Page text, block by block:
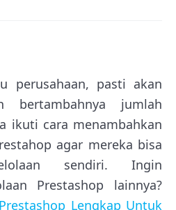
perusahaan, pasti akan
bertambahnya jumlah
ikuti cara menambahkan
agar mereka bisa
sendiri. Ingin
Prestashop lainnya?
Lengkap Untuk